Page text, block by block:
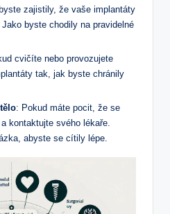
zajistily, že vaše implantáty
byste chodily na pravidelné
cvičíte nebo provozujete
tak, jak byste chránily
: Pokud máte pocit, že se
kontaktujte svého lékaře.
abyste se cítily lépe.